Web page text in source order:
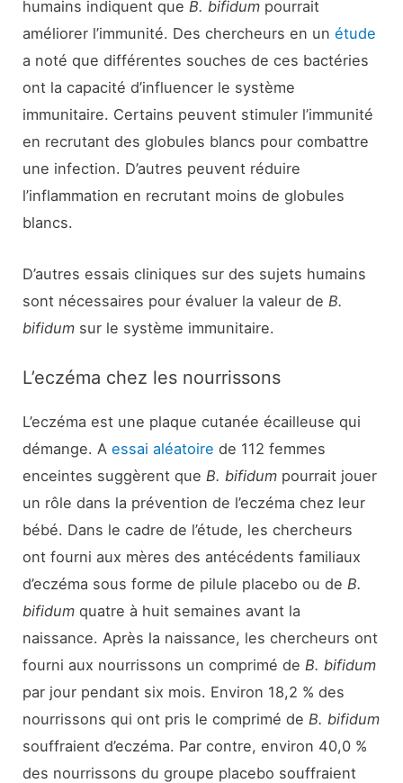
humains indiquent queB. bifidum pourrait
améliorer l’immunité. Des chercheurs en unétude
a noté que différentes souches de ces bactéries
ont la capacité d’influencer le système
immunitaire. Certains peuvent stimuler l’immunité
en recrutant des globules blancs pour combattre
une infection. D’autres peuvent réduire
l’inflammation en recrutant moins de globules
blancs.
D’autres essais cliniques sur des sujets humains
sont nécessaires pour évaluer la valeur de B.
bifidum sur le système immunitaire.
L’eczéma chez les nourrissons
L’eczéma est une plaque cutanée écailleuse qui
démange. Aessai aléatoire de 112 femmes
enceintes suggèrent que B. bifidum pourrait jouer
un rôle dans la prévention de l’eczéma chez leur
bébé. Dans le cadre de l’étude, les chercheurs
ont fourni aux mères des antécédents familiaux
d’eczéma sous forme de pilule placebo ou de B.
bifidum quatre à huit semaines avant la
naissance. Après la naissance, les chercheurs ont
fourni aux nourrissons un comprimé de B. bifidum
par jour pendant six mois. Environ 18,2 % des
nourrissons qui ont pris le comprimé de B. bifidum
souffraient d’eczéma. Par contre, environ 40,0 %
des nourrissons du groupe placebo souffraient